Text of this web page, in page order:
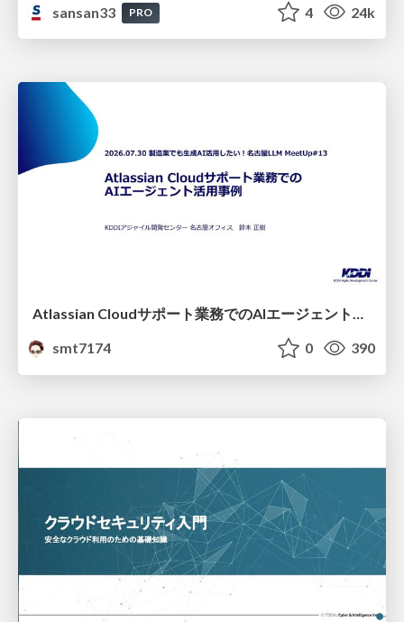
sansan33
PRO 4 24k
Atlassian Cloudサポート業務でのAIエージェント活用事例
smt7174
0 390